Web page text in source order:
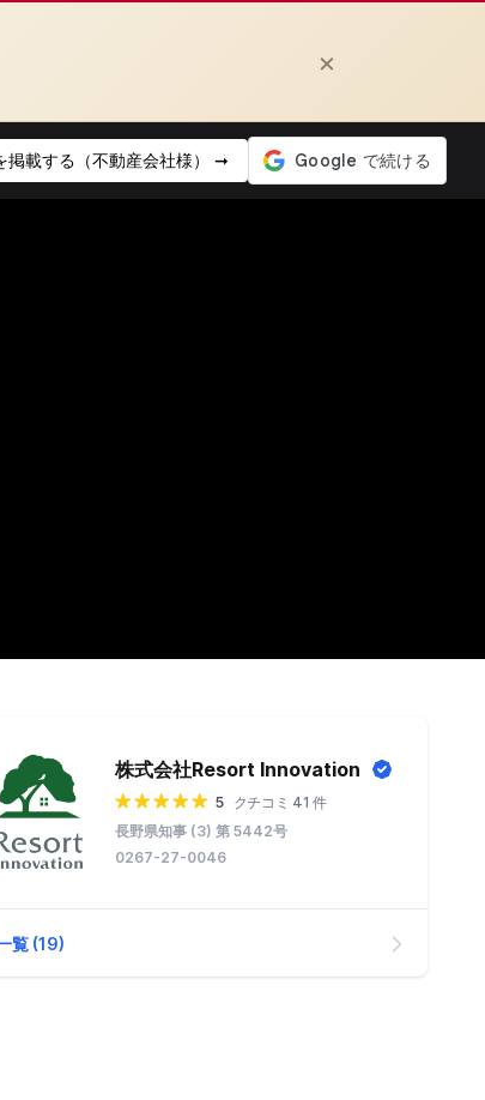
×
掲載する（不動産会社様） ➞
株式会社Resort Innovation
5
クチコミ 41 件
長野県知事 (3) 第 5442号
0267-27-0046
覧 (19)